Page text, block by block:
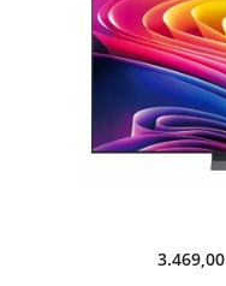
3.469,00